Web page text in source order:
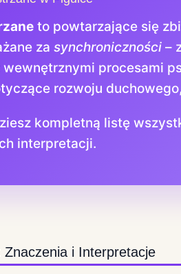
to powtarzające się
za synchroniczności –
procesami
rozwoju
kompletną listę
interpretacji.
Znaczenia i Interpretacje